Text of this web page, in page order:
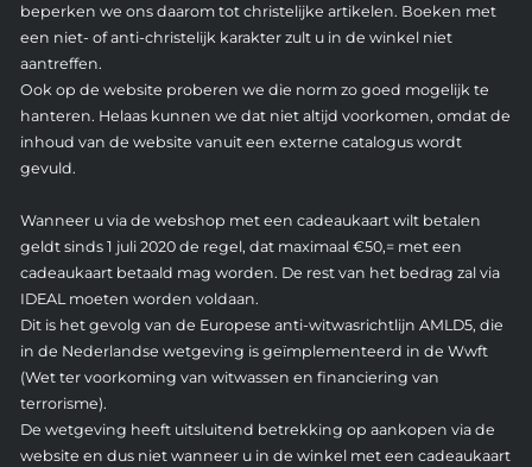
beperken we ons daarom tot christelijke artikelen. Boeken met
een niet- of anti-christelijk karakter zult u in de winkel niet
aantreffen.
Ook op de website proberen we die norm zo goed mogelijk te
hanteren. Helaas kunnen we dat niet altijd voorkomen, omdat de
inhoud van de website vanuit een externe catalogus wordt
gevuld.
Wanneer u via de webshop met een cadeaukaart wilt betalen
geldt sinds 1 juli 2020 de regel, dat maximaal €50,= met een
cadeaukaart betaald mag worden. De rest van het bedrag zal via
IDEAL moeten worden voldaan.
Dit is het gevolg van de Europese anti-witwasrichtlijn AMLD5, die
in de Nederlandse wetgeving is geïmplementeerd in de Wwft
(Wet ter voorkoming van witwassen en financiering van
terrorisme).
De wetgeving heeft uitsluitend betrekking op aankopen via de
website en dus niet wanneer u in de winkel met een cadeaukaart